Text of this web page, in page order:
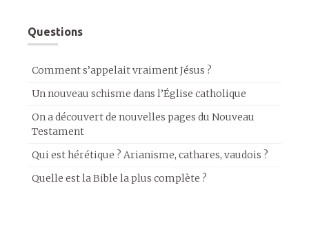
Questions
Comment s’appelait vraiment Jésus ?
Un nouveau schisme dans l’Église catholique
On a découvert de nouvelles pages du Nouveau
Testament
Qui est hérétique ? Arianisme, cathares, vaudois ?
Quelle est la Bible la plus complète ?